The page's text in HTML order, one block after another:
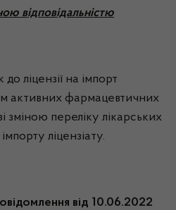
відповідальністю
ліцензії на імпорт
активних фармацевтичних
зміною переліку лікарських
ліцензіату.
від 10.06.2022